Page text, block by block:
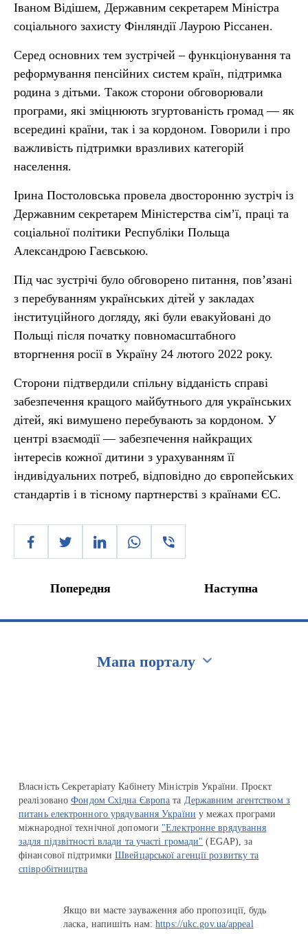
Іваном Відішем, Державним секретарем Міністра
соціального захисту Фінляндії Лаурою Ріссанен.
Серед основних тем зустрічей – функціонування та
реформування пенсійних систем країн, підтримка
родина з дітьми. Також сторони обговорювали
програми, які зміцнюють згуртованість громад — як
всередині країни, так і за кордоном. Говорили і про
важливість підтримки вразливих категорій
населення.
Ірина Постоловська провела двосторонню зустріч із
Державним секретарем Міністерства сім’ї, праці та
соціальної політики Республіки Польща
Александрою Гаєвською.
Під час зустрічі було обговорено питання, пов’язані
з перебуванням українських дітей у закладах
інституційного догляду, які були евакуйовані до
Польщі після початку повномасштабного
вторгнення росії в Україну 24 лютого 2022 року.
Сторони підтвердили спільну відданість справі
забезпечення кращого майбутнього для українських
дітей, які вимушено перебувають за кордоном. У
центрі взаємодії — забезпечення найкращих
інтересів кожної дитини з урахуванням її
індивідуальних потреб, відповідно до європейських
стандартів і в тісному партнерстві з країнами ЄС.
Попередня Наступна
Мапа порталу
Власність Секретаріату Кабінету Міністрів України. Проєкт
реалізованоФондом Східна Європа та Державним агентством з
питань електронного урядування України у межах програми
міжнародної технічної допомоги "Електронне врядування
задля підзвітності влади та участі громади" (EGAP), за
фінансової підтримкиШвейцарської агенції розвитку та
співробітництва
Якщо ви маєте зауваження або пропозиції, будь
ласка, напишіть нам:https://ukc.gov.ua/appeal